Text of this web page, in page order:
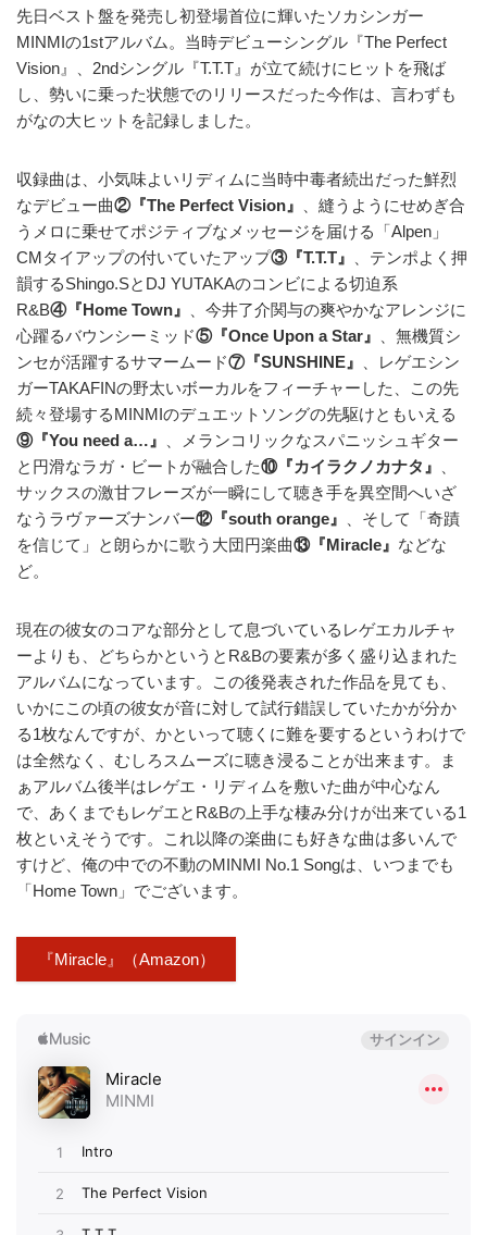
先日ベスト盤を発売し初登場首位に輝いたソカシンガー
MINMIの1stアルバム。当時デビューシングル『The Perfect
Vision』、2ndシングル『T.T.T』が立て続けにヒットを飛ば
し、勢いに乗った状態でのリリースだった今作は、言わずも
がなの大ヒットを記録しました。
収録曲は、小気味よいリディムに当時中毒者続出だった鮮烈
なデビュー曲②『The Perfect Vision』
、縫うようにせめぎ合
うメロに乗せてポジティブなメッセージを届ける「Alpen」
CMタイアップの付いていたアップ③『T.T.T』
、テンポよく押
韻するShingo.SとDJ YUTAKAのコンビによる切迫系
R&B④『Home Town』
、今井了介関与の爽やかなアレンジに
心躍るバウンシーミッド⑤『Once Upon a Star』
、無機質シ
ンセが活躍するサマームード⑦『SUNSHINE』
、レゲエシン
ガーTAKAFINの野太いボーカルをフィーチャーした、この先
続々登場するMINMIのデュエットソングの先駆けともいえる
⑨『You need a…』
、メランコリックなスパニッシュギター
と円滑なラガ・ビートが融合した⑩『カイラクノカナタ』
サックスの激甘フレーズが一瞬にして聴き手を異空間へいざ
なうラヴァーズナンバー⑫『south orange』
、そして「奇蹟
を信じて」と朗らかに歌う大団円楽曲⑬『Miracle』 などな
ど。
現在の彼女のコアな部分として息づいているレゲエカルチャ
ーよりも、どちらかというとR&Bの要素が多く盛り込まれた
アルバムになっています。この後発表された作品を見ても、
いかにこの頃の彼女が音に対して試行錯誤していたかが分か
る1枚なんですが、かといって聴くに難を要するというわけで
は全然なく、むしろスムーズに聴き浸ることが出来ます。ま
ぁアルバム後半はレゲエ・リディムを敷いた曲が中心なん
で、あくまでもレゲエとR&Bの上手な棲み分けが出来ている1
枚といえそうです。これ以降の楽曲にも好きな曲は多いんで
すけど、俺の中での不動のMINMI No.1 Songは、いつまでも
「Home Town」でございます。
『Miracle』（Amazon）